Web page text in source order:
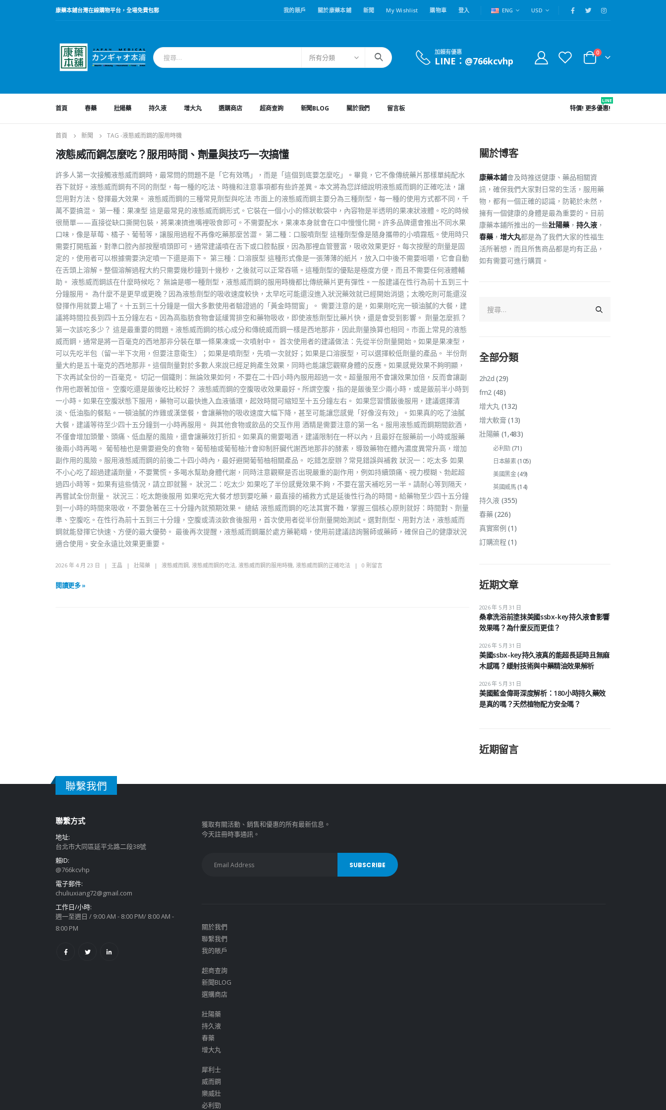
康藥本鋪台灣在線購物平台，全場免費包郵 我的賬戶 關於康藥本鋪 新聞 My Wishlist 購物車 登入 ENG USD
所有分類
加賴有優惠
LINE：@766kcvhp
0
首頁 春藥 壯陽藥 持久液 增大丸 選購商店 超商查詢 新聞BLOG 關於我們 留言板 特價! 更多優惠!
LINE
首頁 新聞 TAG -液態威而鋼的服用時機
液態威而鋼怎麼吃？服用時間、劑量與技巧一次搞懂
許多人第一次接觸液態威而鋼時，最常問的問題不是「它有效嗎」，而是「這個到底要怎麼吃」。畢竟，它不像傳統藥片那樣單純配水
吞下就好。液態威而鋼有不同的劑型，每一種的吃法、時機和注意事項都有些許差異。本文將為您詳細說明液態威而鋼的正確吃法，讓
您用對方法、發揮最大效果。 液態威而鋼的三種常見劑型與吃法 市面上的液態威而鋼主要分為三種劑型，每一種的使用方式都不同，千
萬不要搞混。 第一種：果凍型 這是最常見的液態威而鋼形式。它裝在一個小小的條狀軟袋中，內容物是半透明的果凍狀液體。吃的時候
很簡單——直接從缺口撕開包裝，將果凍擠進嘴裡吸食即可。不需要配水，果凍本身就會在口中慢慢化開。許多品牌還會推出不同水果
口味，像是草莓、橘子、葡萄等，讓服用過程不再像吃藥那麼苦澀。 第二種：口服噴劑型 這種劑型像是隨身攜帶的小噴霧瓶。使用時只
需要打開瓶蓋，對準口腔內部按壓噴頭即可。通常建議噴在舌下或口腔黏膜，因為那裡血管豐富，吸收效果更好。每次按壓的劑量是固
定的，使用者可以根據需要決定噴一下還是兩下。 第三種：口溶膜型 這種形式像是一張薄薄的紙片，放入口中後不需要咀嚼，它會自動
在舌頭上溶解。整個溶解過程大約只需要幾秒鐘到十幾秒，之後就可以正常吞嚥。這種劑型的優點是極度方便，而且不需要任何液體輔
助。 液態威而鋼該在什麼時候吃？ 無論是哪一種劑型，液態威而鋼的服用時機都比傳統藥片更有彈性。一般建議在性行為前十五到三十
分鐘服用。 為什麼不是更早或更晚？因為液態劑型的吸收速度較快，太早吃可能還沒進入狀況藥效就已經開始消退；太晚吃則可能還沒
發揮作用就要上場了。十五到三十分鐘是一個大多數使用者驗證過的「黃金時間窗」。 需要注意的是，如果剛吃完一頓油膩的大餐，建
議將時間拉長到四十五分鐘左右。因為高脂肪食物會延緩胃排空和藥物吸收，即使液態劑型比藥片快，還是會受到影響。 劑量怎麼抓？
第一次該吃多少？ 這是最重要的問題。液態威而鋼的核心成分和傳統威而鋼一樣是西地那非，因此劑量換算也相同。市面上常見的液態
威而鋼，通常是將一百毫克的西地那非分裝在單一條果凍或一次噴射中。 首次使用者的建議做法：先從半份劑量開始。如果是果凍型，
可以先吃半包（留一半下次用，但要注意衛生）；如果是噴劑型，先噴一次就好；如果是口溶膜型，可以選擇較低劑量的產品。 半份劑
量大約是五十毫克的西地那非。這個劑量對於多數人來說已經足夠產生效果，同時也能讓您觀察身體的反應。如果感覺效果不夠明顯，
下次再試全份的一百毫克。 切記一個鐵則：無論效果如何，不要在二十四小時內服用超過一次。超量服用不會讓效果加倍，反而會讓副
作用也跟著加倍。 空腹吃還是飯後吃比較好？ 液態威而鋼的空腹吸收效果最好。所謂空腹，指的是飯後至少兩小時，或是飯前半小時到
一小時。如果在空腹狀態下服用，藥物可以最快進入血液循環，起效時間可縮短至十五分鐘左右。 如果您習慣飯後服用，建議選擇清
淡、低油脂的餐點。一頓油膩的炸雞或漢堡餐，會讓藥物的吸收速度大幅下降，甚至可能讓您感覺「好像沒有效」。如果真的吃了油膩
大餐，建議等待至少四十五分鐘到一小時再服用。 與其他食物或飲品的交互作用 酒精是需要注意的第一名。服用液態威而鋼期間飲酒，
不僅會增加頭暈、頭痛、低血壓的風險，還會讓藥效打折扣。如果真的需要喝酒，建議限制在一杯以內，且最好在服藥前一小時或服藥
後兩小時再喝。 葡萄柚也是需要避免的食物。葡萄柚或葡萄柚汁會抑制肝臟代謝西地那非的酵素，導致藥物在體內濃度異常升高，增加
副作用的風險。服用液態威而鋼的前後二十四小時內，最好避開葡萄柚相關產品。 吃錯怎麼辦？常見錯誤與補救 狀況一：吃太多 如果
不小心吃了超過建議劑量，不要驚慌。多喝水幫助身體代謝，同時注意觀察是否出現嚴重的副作用，例如持續頭痛、視力模糊、勃起超
過四小時等。如果有這些情況，請立即就醫。 狀況二：吃太少 如果吃了半份感覺效果不夠，不要在當天補吃另一半。請耐心等到隔天，
再嘗試全份劑量。 狀況三：吃太飽後服用 如果吃完大餐才想到要吃藥，最直接的補救方式是延後性行為的時間。給藥物至少四十五分鐘
到一小時的時間來吸收，不要急著在三十分鐘內就預期效果。 總結 液態威而鋼的吃法其實不難，掌握三個核心原則就好：時間對、劑量
準、空腹吃。在性行為前十五到三十分鐘，空腹或清淡飲食後服用，首次使用者從半份劑量開始測試。選對劑型、用對方法，液態威而
鋼就能發揮它快速、方便的最大優勢。 最後再次提醒，液態威而鋼屬於處方藥範疇，使用前建議諮詢醫師或藥師，確保自己的健康狀況
適合使用。安全永遠比效果更重要。
2026 年 4 月 23 日 王晶 壯陽藥 液態威而鋼, 液態威而鋼的吃法, 液態威而鋼的服用時機, 液態威而鋼的正確吃法 0 則留言
閱讀更多 »
關於博客
康藥本鋪會及時推送健康、藥品相關資
訊，確保我們大家對日常的生活，服用藥
物，都有一個正確的認識，防範於未然，
擁有一個健康的身體是最為重要的。目前
康藥本鋪所推出的一些壯陽藥 ， 持久液 ，
春藥 ， 增大丸都是為了我們大家的性福生
活所著想，而且所售商品都是均有正品，
如有需要可進行購買。
全部分類
2h2d (29)
fm2(48)
增大丸(132)
增大軟膏 (13)
壯陽藥(1,483)
必利勁(71)
日本藤素(105)
美國黑金(49)
英國威馬(14)
持久液(355)
春藥(226)
真實案例 (1)
訂購流程 (1)
近期文章
桑拿洗浴前塗抹美國ssbx-key持久液會影響
效果嗎？為什麼反而更佳？
2026 年 5 月 31 日
美國ssbx-key持久液真的能超長延時且無麻
木感嗎？緩射技術與中藥精油效果解析
2026 年 5 月 31 日
美國藍金偉哥深度解析：180小時持久藥效
是真的嗎？天然植物配方安全嗎？
2026 年 5 月 31 日
近期留言
聯繫我們
聯繫方式
地址:
台北市大同區延平北路二段38號
賴ID:
@766kcvhp
電子郵件:
chuliuxiang72@gmail.com
工作日/小時:
週一至週日 / 9:00 AM - 8:00 PM/ 8:00 AM -
8:00 PM
獲取有關活動、銷售和優惠的所有最新信息。
今天註冊時事通訊。
關於我們
聯繫我們
我的賬戶
超商查詢
新聞BLOG
選購商店
壯陽藥
持久液
春藥
增大丸
犀利士
威而鋼
樂威壯
必利勁